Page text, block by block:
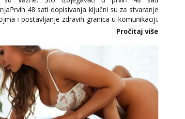
48 sati dopisivanja ključni su za stvaranje
i postavljanje zdravih granica u komunikaciji.
je izbjeći prebrzo otkrivanje osobnih ili intimnih
jer nepoznata osoba još nije zaslužila to
Takođe...
Pročitaj više